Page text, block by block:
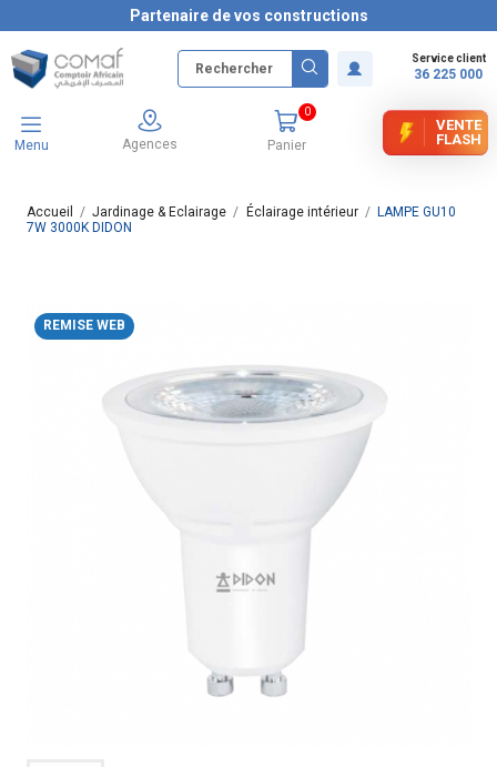
Partenaire de vos constructions
Service client
36 225 000
Menu Agences Panier
0
VENTE
FLASH
Accueil Jardinage & Eclairage Éclairage intérieur
LAMPE GU10
7W 3000K DIDON
REMISE WEB